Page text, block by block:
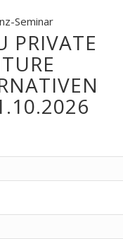
Seminar
PRIVATE